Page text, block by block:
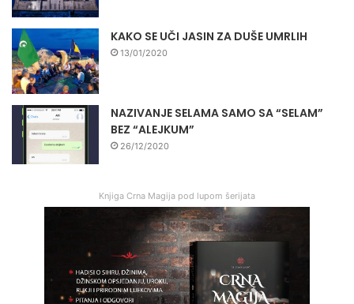
KAKO SE UČI JASIN ZA DUŠE UMRLIH
13/01/2020
NAZIVANJE SELAMA SAMO SA “SELAM”
BEZ “ALEJKUM”
26/12/2020
Knjiga Crna Magija pod lupom šerijata